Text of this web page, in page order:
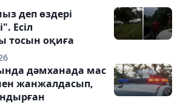
деп өздері
Есіл
тосын оқиға
дәмханада мас
жанжалдасып,